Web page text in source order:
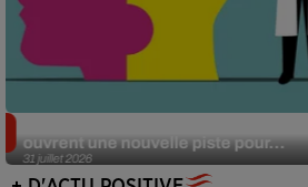
31 juillet 2026
ouvrent une nouvelle piste pour...